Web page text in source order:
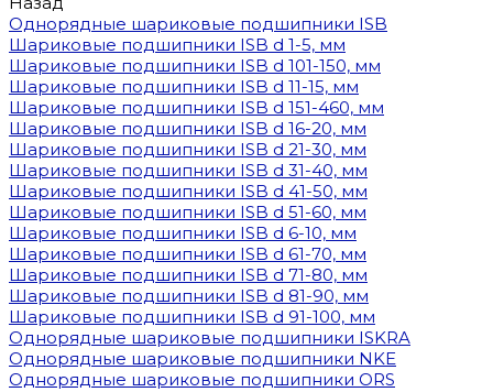
Однорядные шариковые подшипники ISB
Шариковые подшипники ISB d 1-5, мм
Шариковые подшипники ISB d 101-150, мм
Шариковые подшипники ISB d 11-15, мм
Шариковые подшипники ISB d 151-460, мм
Шариковые подшипники ISB d 16-20, мм
Шариковые подшипники ISB d 21-30, мм
Шариковые подшипники ISB d 31-40, мм
Шариковые подшипники ISB d 41-50, мм
Шариковые подшипники ISB d 51-60, мм
Шариковые подшипники ISB d 6-10, мм
Шариковые подшипники ISB d 61-70, мм
Шариковые подшипники ISB d 71-80, мм
Шариковые подшипники ISB d 81-90, мм
Шариковые подшипники ISB d 91-100, мм
Однорядные шариковые подшипники ISKRA
Однорядные шариковые подшипники NKE
Однорядные шариковые подшипники ORS